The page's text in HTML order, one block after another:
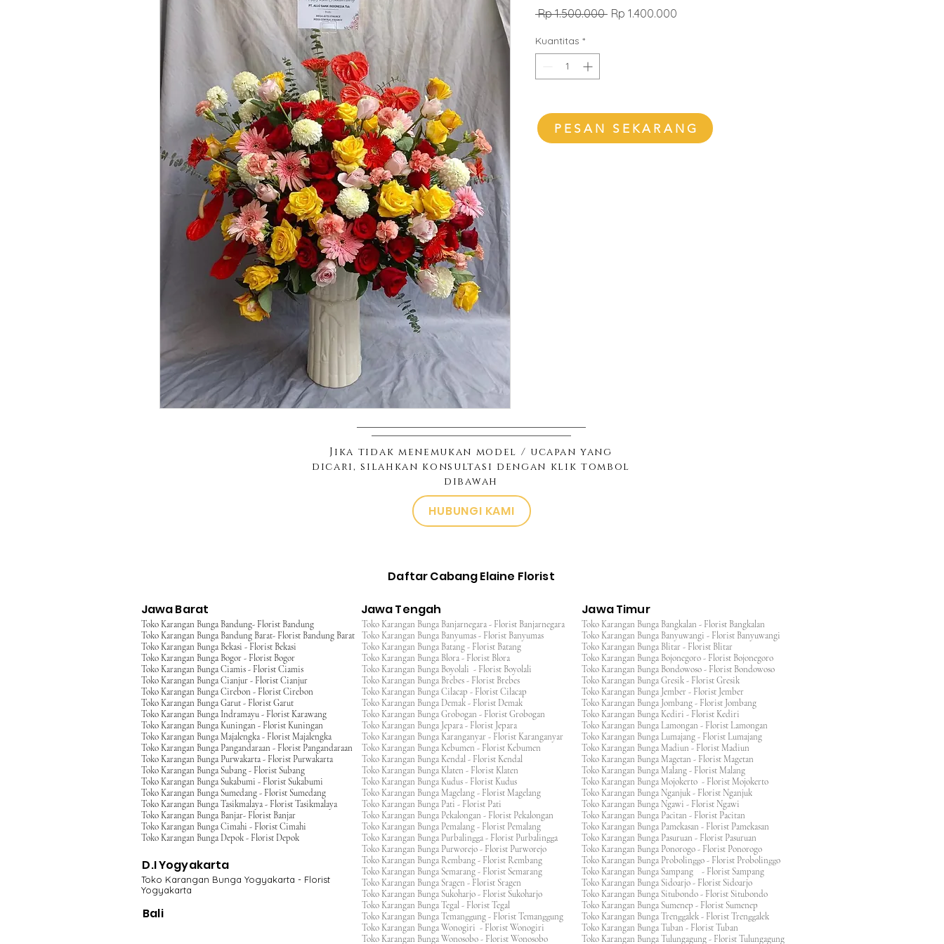
Rp 1.500.000 Harga
Rp 1.400.000
Kuantitas *
PESAN SEKARANG
Jika tidak menemukan model / ucapan yang
dicari, silahkan konsultasi dengan klik tombol
dibawah
HUBUNGI KAMI
Daftar Cabang Elaine Florist
Jawa Barat Jawa Tengah Jawa Timur
Toko Karangan Bunga Bandung- Florist Bandung
Toko Karangan Bunga Bandung Barat- Florist Bandung Barat
Toko Karangan Bunga Bekasi - Florist Bekasi
Toko Karangan Bunga Bogor - Florist Bogor
Toko Karangan Bunga Ciamis - Florist Ciamis
Toko Karangan Bunga Cianjur - Florist Cianjur
Toko Karangan Bunga Cirebon - Florist Cirebon
Toko Karangan Bunga Garut - Florist Garut
Toko Karangan Bunga Indramayu - Florist Karawang
Toko Karangan Bunga Kuningan - Florist Kuningan
Toko Karangan Bunga Majalengka - Florist Majalengka
Toko Karangan Bunga Pangandaraan - Florist Pangandaraan
Toko Karangan Bunga Purwakarta - Florist Purwakarta
Toko Karangan Bunga Subang - Florist Subang
Toko Karangan Bunga Sukabumi - Florist Sukabumi
Toko Karangan Bunga Sumedang - Florist Sumedang
Toko Karangan Bunga Tasikmalaya - Florist Tasikmalaya
Toko Karangan Bunga Banjar- Florist Banjar
Toko Karangan Bunga Cimahi - Florist Cimahi
Toko Karangan Bunga Depok - Florist Depok
D.I Yogyakarta
Toko Karangan Bunga Yogyakarta - Florist
Yogyakarta
Bali
Toko Karangan Bunga Banjarnegara - Florist Banjarnegara
Toko Karangan Bunga Banyumas - Florist Banyumas
Toko Karangan Bunga Batang - Florist Batang
Toko Karangan Bunga Blora - Florist Blora
Toko Karangan Bunga Boyolali - Florist Boyolali
Toko Karangan Bunga Brebes - Florist Brebes
Toko Karangan Bunga Cilacap - Florist Cilacap
Toko Karangan Bunga Demak - Florist Demak
Toko Karangan Bunga Grobogan - Florist Grobogan
Toko Karangan Bunga Jepara - Florist Jepara
Toko Karangan Bunga Karanganyar - Florist Karanganyar
Toko Karangan Bunga Kebumen - Florist Kebumen
Toko Karangan Bunga Kendal - Florist Kendal
Toko Karangan Bunga Klaten - Florist Klaten
Toko Karangan Bunga Kudus - Florist Kudus
Toko Karangan Bunga Magelang - Florist Magelang
Toko Karangan Bunga Pati - Florist Pati
Toko Karangan Bunga Pekalongan - Florist Pekalongan
Toko Karangan Bunga Pemalang - Florist Pemalang
Toko Karangan Bunga Purbalingga - Florist Purbalingga
Toko Karangan Bunga Purworejo - Florist Purworejo
Toko Karangan Bunga Rembang - Florist Rembang
Toko Karangan Bunga Semarang - Florist Semarang
Toko Karangan Bunga Sragen - Florist Sragen
Toko Karangan Bunga Sukoharjo - Florist Sukoharjo
Toko Karangan Bunga Tegal - Florist Tegal
Toko Karangan Bunga Temanggung - Florist Temanggung
Toko Karangan Bunga Wonogiri - Florist Wonogiri
Toko Karangan Bunga Wonosobo - Florist Wonosobo
Toko Karangan Bunga Bangkalan - Florist Bangkalan
Toko Karangan Bunga Banyuwangi - Florist Banyuwangi
Toko Karangan Bunga Blitar - Florist Blitar
Toko Karangan Bunga Bojonegoro - Florist Bojonegoro
Toko Karangan Bunga Bondowoso - Florist Bondowoso
Toko Karangan Bunga Gresik - Florist Gresik
Toko Karangan Bunga Jember - Florist Jember
Toko Karangan Bunga Jombang - Florist Jombang
Toko Karangan Bunga Kediri - Florist Kediri
Toko Karangan Bunga Lamongan - Florist Lamongan
Toko Karangan Bunga Lumajang - Florist Lumajang
Toko Karangan Bunga Madiun - Florist Madiun
Toko Karangan Bunga Magetan - Florist Magetan
Toko Karangan Bunga Malang - Florist Malang
Toko Karangan Bunga Mojokerto - Florist Mojokerto
Toko Karangan Bunga Nganjuk - Florist Nganjuk
Toko Karangan Bunga Ngawi - Florist Ngawi
Toko Karangan Bunga Pacitan - Florist Pacitan
Toko Karangan Bunga Pamekasan - Florist Pamekasan
Toko Karangan Bunga Pasuruan - Florist Pasuruan
Toko Karangan Bunga Ponorogo - Florist Ponorogo
Toko Karangan Bunga Probolinggo - Florist Probolinggo
Toko Karangan Bunga Sampang - Florist Sampang
Toko Karangan Bunga Sidoarjo - Florist Sidoarjo
Toko Karangan Bunga Situbondo - Florist Situbondo
Toko Karangan Bunga Sumenep - Florist Sumenep
Toko Karangan Bunga Trenggalek - Florist Trenggalek
Toko Karangan Bunga Tuban - Florist Tuban
Toko Karangan Bunga Tulungagung - Florist Tulungagung